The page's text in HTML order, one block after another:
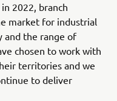
2022, branch
market for industrial
and the range of
chosen to work with
territories and we
to deliver